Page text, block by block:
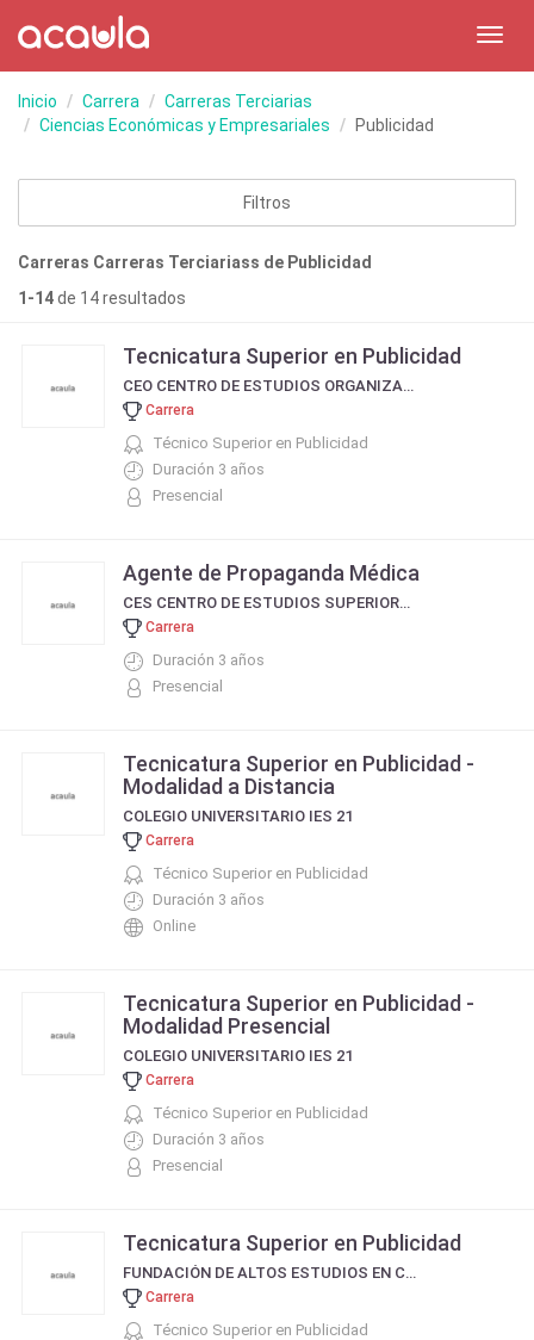
Inicio Carrera
Carreras Terciarias
Ciencias Económicas y Empresariales
Publicidad
Filtros
Carreras Carreras Terciariass de Publicidad
1-14de 14 resultados
Tecnicatura Superior en Publicidad
CEO CENTRO DE ESTUDIOS ORGANIZACIONALES
Carrera
Técnico Superior en Publicidad
Duración 3 años
Presencial
Agente de Propaganda Médica
CES CENTRO DE ESTUDIOS SUPERIORES
Carrera
Duración 3 años
Presencial
Tecnicatura Superior en Publicidad -
Modalidad a Distancia
COLEGIO UNIVERSITARIO IES 21
Carrera
Técnico Superior en Publicidad
Duración 3 años
Online
Tecnicatura Superior en Publicidad -
Modalidad Presencial
COLEGIO UNIVERSITARIO IES 21
Carrera
Técnico Superior en Publicidad
Duración 3 años
Presencial
Tecnicatura Superior en Publicidad
FUNDACIÓN DE ALTOS ESTUDIOS EN CIENCIAS COMERCIALES
Carrera
Técnico Superior en Publicidad